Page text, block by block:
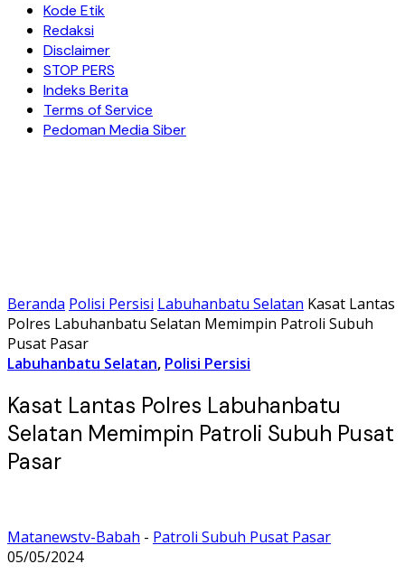
Kode Etik
Redaksi
Disclaimer
STOP PERS
Indeks Berita
Terms of Service
Pedoman Media Siber
Beranda Polisi Persisi Labuhanbatu Selatan Kasat Lantas
Polres Labuhanbatu Selatan Memimpin Patroli Subuh
Pusat Pasar
Labuhanbatu Selatan, Polisi Persisi
Kasat Lantas Polres Labuhanbatu
Selatan Memimpin Patroli Subuh Pusat
Pasar
Matanewstv-Babah - Patroli Subuh Pusat Pasar
05/05/2024